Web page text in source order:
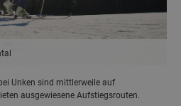
Unken sind mittlerweile auf
ausgewiesene Aufstiegsrouten.